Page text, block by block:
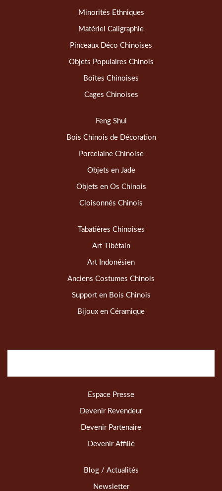
Minorités Ethniques
Matériel Caligraphie
Pinceaux Déco Chinoises
Objets Populaires Chinois
Boîtes Chinoises
Cages Chinoises
Feng Shui
Bois Chinois de Décoration
Porcelaine Chinoise
Objets en Jade
Objets en Os Chinois
Cloisonnés Chinois
Tabatières Chinoises
Art Tibétain
Art Indonésien
Anciens Costumes Chinois
Support en Bois Chinois
Bijoux en Céramique
Espace Presse
Devenir Revendeur
Devenir Partenaire
Devenir Affilié
Blog / Actualités
Newsletter